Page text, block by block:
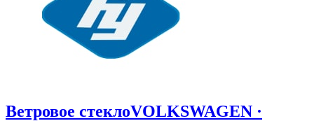
Ветровое стеклоVOLKSWAGEN ·